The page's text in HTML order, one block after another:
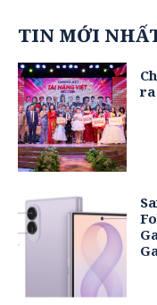
TIN MỚI